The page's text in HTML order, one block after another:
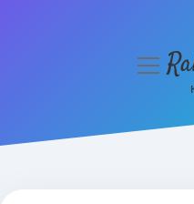
menüyü